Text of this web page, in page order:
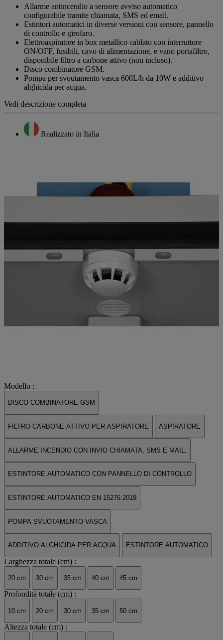
Allarme antincendio a sensore avviso automatico
configurabile tramite chiamata, SMS ed email.
Estintori automatici in diverse versioni con sensore, pannello
di controllo e girofaro.
Elettroaspiratore in box metallico cablato con interruttore
ON/OFF, fusibili, cavo di alimentazione, e vano portafiltro,
disponibile filtro a carbone attivo (non incluso).
Disco combinatore GSM.
Pompa per svoutamento vasca 600L/h da 10W e additivo
alghicida per acqua.
Vedi descrizione completa
Realizzato in Italia
Modello :
DISCO COMBINATORE GSM
FILTRO CARBONE ATTIVO PER ASPIRATORE ASPIRATORE
ALLARME INCENDIO CON INVIO CHIAMATA, SMS E MAIL.
ESTINTORE AUTOMATICO CON PANNELLO DI CONTROLLO
ESTINTORE AUTOMATICO EN 15276:2019
POMPA SVUOTAMENTO VASCA
ADDITIVO ALGHICIDA PER ACQUA ESTINTORE AUTOMATICO
Larghezza totale (cm) :
20 cm 30 cm 35 cm 40 cm 45 cm
Profondità totale (cm) :
10 cm 20 cm 30 cm 35 cm 50 cm
Altezza totale (cm) :